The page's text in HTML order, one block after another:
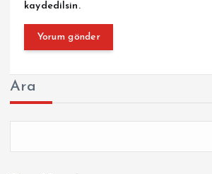
kaydedilsin.
Ara